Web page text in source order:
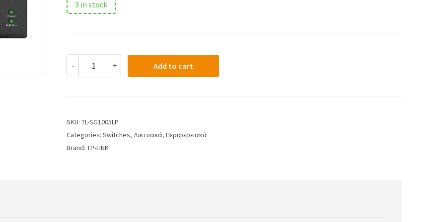
3 in stock
- + Add to cart
SKU: TL-SG1005LP
Categories: Switches, Δικτυακά, Περιφερειακά
Brand: TP-LINK